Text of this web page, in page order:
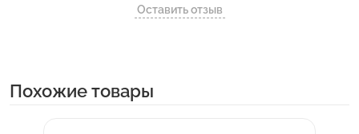
Оставить отзыв
Похожие товары